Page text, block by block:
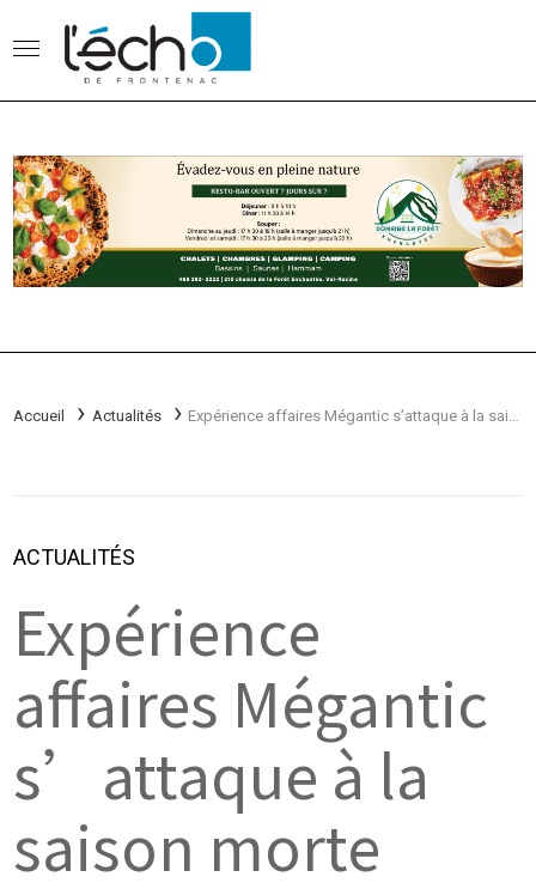
Accueil Actualités
ACTUALITÉS
Expérience
affaires Mégantic
s’attaque à la
saison morte